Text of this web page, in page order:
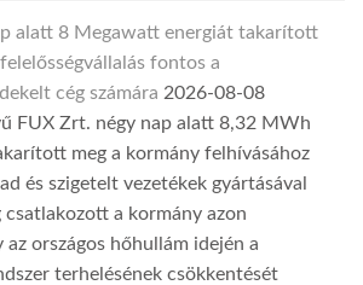
alatt 8 Megawatt energiát takarított
fontos a
cég számára 2026-08-08
FUX Zrt. négy nap alatt 8,32 MWh
meg a kormány felhívásához
és szigetelt vezetékek gyártásával
a kormány azon
az országos hőhullám idején a
terhelésének csökkentését